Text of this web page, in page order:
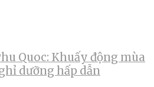
Quoc: Khuấy động mùa
dưỡng hấp dẫn